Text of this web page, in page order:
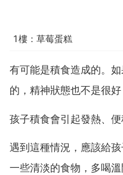
1樓：草莓蛋糕
有可能是積食造成的。
的，精神狀態也不是很好
孩子積食會引起發熱、便
遇到這種情況，應該給
一些清淡的食物，多喝